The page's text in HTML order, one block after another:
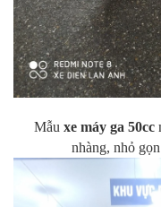
Mẫu xe máy ga 50cc
nhàng, nhỏ